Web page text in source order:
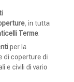
, in tutta
Terme.
per la
di coperture di
e civili di vario